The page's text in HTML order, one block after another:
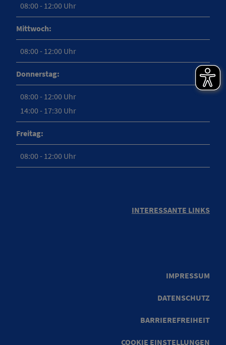
08:00 - 12:00 Uhr
Mittwoch:
08:00 - 12:00 Uhr
Donnerstag:
08:00 - 12:00 Uhr
14:00 - 17:30 Uhr
Freitag:
08:00 - 12:00 Uhr
INTERESSANTE LINKS
IMPRESSUM
DATENSCHUTZ
BARRIEREFREIHEIT
COOKIE EINSTELLUNGEN